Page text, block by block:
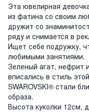
Эта ювелирная
из фатина со своим
дружит со
ряду и снимается в
Ищет себе подружку,
любимыми занятиями.
Зеленый агат, нефрит
вписались в стиль
SWAROVSKI® стали
образа.
Высота куколки 12см,